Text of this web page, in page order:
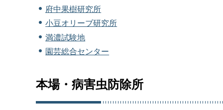
府中果樹研究所
小豆オリーブ研究所
満濃試験地
園芸総合センター
本場・病害虫防除所